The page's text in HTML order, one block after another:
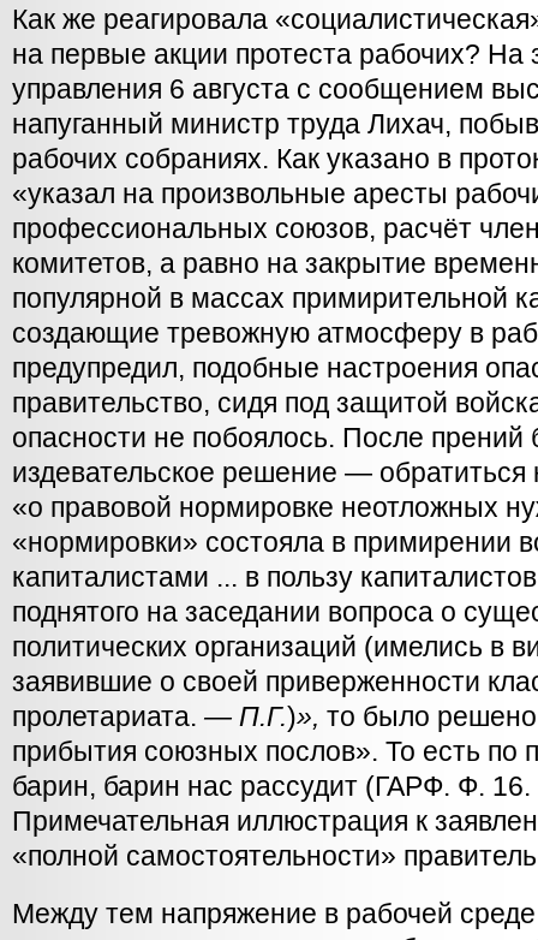
Как же реагировала
на первые акции протеста рабочих? На
управления 6 августа с сообщением
напуганный министр труда Лихач,
рабочих собраниях. Как указано в
«указал на произвольные аресты
профессиональных союзов, расчёт
комитетов, а равно на закрытие
популярной в массах примирительной
создающие тревожную атмосферу в
предупредил, подобные настроения
правительство, сидя под защитой
опасности не побоялось. После прений
издевательское решение — обратиться
«о правовой нормировке неотложных
«нормировки» состояла в примирении
капиталистами ... в пользу
поднятого на заседании вопроса о
политических организаций (имелись в
заявившие о своей приверженности
пролетариата. — П.Г.)», то было
прибытия союзных послов». То есть по
барин, барин нас рассудит (ГАРФ. Ф.
Примечательная иллюстрация к
«полной самостоятельности»
Между тем напряжение в рабочей среде